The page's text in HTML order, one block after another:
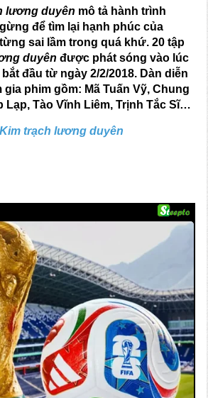
lương duyên mô tả hành trình
để tìm lại hạnh phúc của
sai lầm trong quá khứ. 20 tập
duyênđược phát sóng vào lúc
đầu từ ngày 2/2/2018. Dàn diễn
phim gồm: Mã Tuấn Vỹ, Chung
Lạp, Tào Vĩnh Liêm, Trịnh Tắc Sĩ…
trạch lương duyên